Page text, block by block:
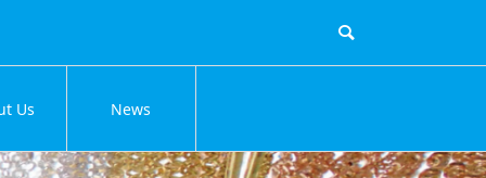
Us News